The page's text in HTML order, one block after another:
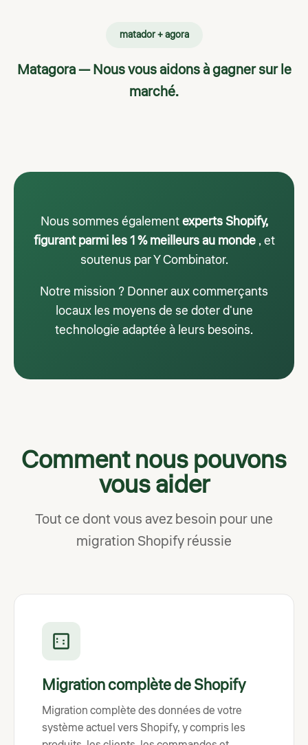
matador + agora
Matagora — Nous vous aidons à gagner sur le
marché.
Nous sommes égalementexperts Shopify,
figurant parmi les 1 % meilleurs au monde, et
soutenus par Y Combinator.
Notre mission ? Donner aux commerçants
locaux les moyens de se doter d'une
technologie adaptée à leurs besoins.
Comment nous pouvons
vous aider
Tout ce dont vous avez besoin pour une
migration Shopify réussie
Migration complète de Shopify
Migration complète des données de votre
système actuel vers Shopify, y compris les